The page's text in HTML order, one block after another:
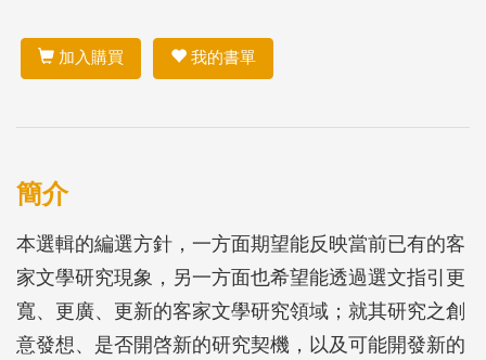
加入購買 我的書單
簡介
本選輯的編選方針，一方面期望能反映當前已有的客
家文學研究現象，另一方面也希望能透過選文指引更
寬、更廣、更新的客家文學研究領域；就其研究之創
意發想、是否開啓新的研究契機，以及可能開發新的